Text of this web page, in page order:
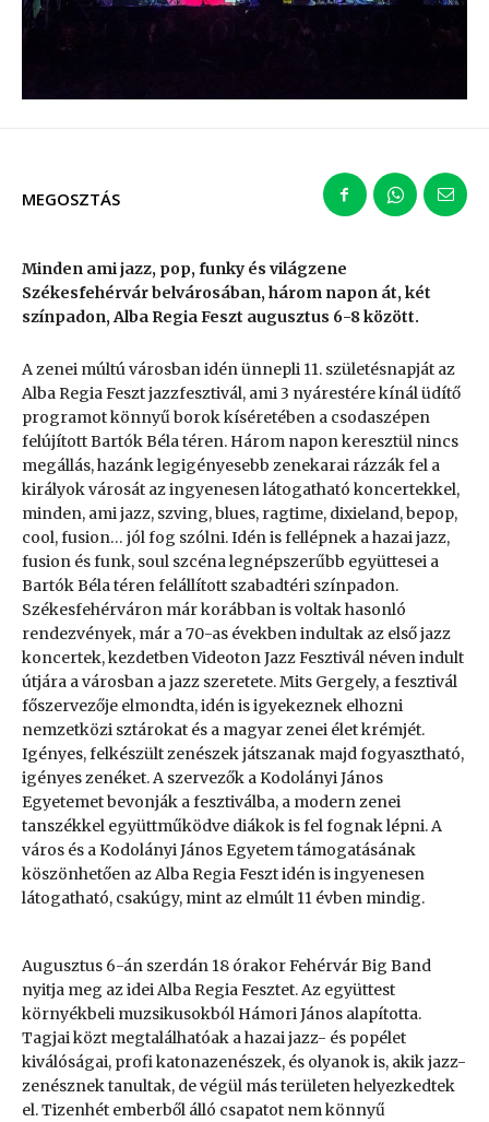
MEGOSZTÁS
Minden ami jazz, pop, funky és világzene
Székesfehérvár belvárosában, három napon át, két
színpadon, Alba Regia Feszt augusztus 6-8 között.
A zenei múltú városban idén ünnepli 11. születésnapját az
Alba Regia Feszt jazzfesztivál, ami 3 nyárestére kínál üdítő
programot könnyű borok kíséretében a csodaszépen
felújított Bartók Béla téren. Három napon keresztül nincs
megállás, hazánk legigényesebb zenekarai rázzák fel a
királyok városát az ingyenesen látogatható koncertekkel,
minden, ami jazz, szving, blues, ragtime, dixieland, bepop,
cool, fusion… jól fog szólni. Idén is fellépnek a hazai jazz,
fusion és funk, soul szcéna legnépszerűbb együttesei a
Bartók Béla téren felállított szabadtéri színpadon.
Székesfehérváron már korábban is voltak hasonló
rendezvények, már a 70-as években indultak az első jazz
koncertek, kezdetben Videoton Jazz Fesztivál néven indult
útjára a városban a jazz szeretete. Mits Gergely, a fesztivál
főszervezője elmondta, idén is igyekeznek elhozni
nemzetközi sztárokat és a magyar zenei élet krémjét.
Igényes, felkészült zenészek játszanak majd fogyasztható,
igényes zenéket. A szervezők a Kodolányi János
Egyetemet bevonják a fesztiválba, a modern zenei
tanszékkel együttműködve diákok is fel fognak lépni. A
város és a Kodolányi János Egyetem támogatásának
köszönhetően az Alba Regia Feszt idén is ingyenesen
látogatható, csakúgy, mint az elmúlt 11 évben mindig.
Augusztus 6-án szerdán 18 órakor Fehérvár Big Band
nyitja meg az idei Alba Regia Fesztet. Az együttest
környékbeli muzsikusokból Hámori János alapította.
Tagjai közt megtalálhatóak a hazai jazz- és popélet
kiválóságai, profi katonazenészek, és olyanok is, akik jazz-
zenésznek tanultak, de végül más területen helyezkedtek
el. Tizenhét emberből álló csapatot nem könnyű